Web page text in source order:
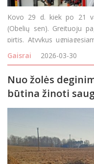
Kovo 29 d. kiek po 21
(Obelių sen). Greituoju
pirtis. Atvykus
buvo sukritęs į vidų.
dydžio, dengtas ši
Gaisrai 2026-03-30
Nuo žolės
būtina žinoti